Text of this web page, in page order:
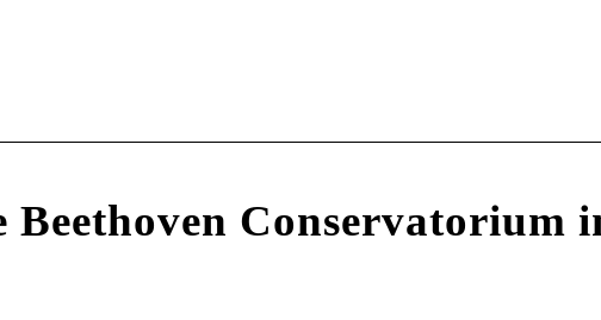
Beethoven Conservatorium